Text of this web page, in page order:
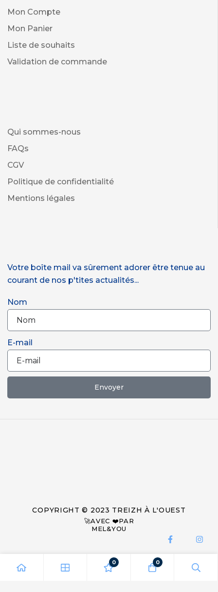
Mon Compte
Mon Panier
Liste de souhaits
Validation de commande
Qui sommes-nous
FAQs
CGV
Politique de confidentialité
Mentions légales
Votre boîte mail va sûrement adorer être tenue au
courant de nos p'tites actualités...
Nom
E-mail
Envoyer
COPYRIGHT © 2023 TREIZH À L'OUEST
🚀AVEC ❤️PAR
MEL&YOU
0 0